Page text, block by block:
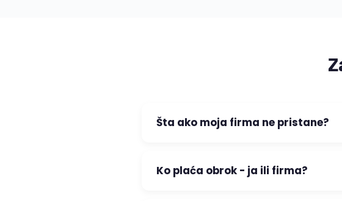
Šta ako moja firma ne pristane?
Ko plaća obrok - ja ili firma?